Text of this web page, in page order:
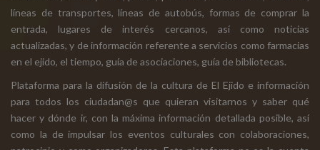
líneas de transportes, líneas de autobús, formas de comprar la
entrada, lugares de interés cercanos, así como noticias
actualizadas, y de información referente a servicios como farmacias
en el ejido, el tiempo, guía de asociaciones, guía de bibliotecas.
Plataforma para la difusión de la cultura de El Ejido e información
para todos los ciudadan@s que quieran visitarnos y saber qué
hacer y dónde ir, con la máxima información detallada posible, así
como la de impulsar los eventos culturales con colaboraciones,